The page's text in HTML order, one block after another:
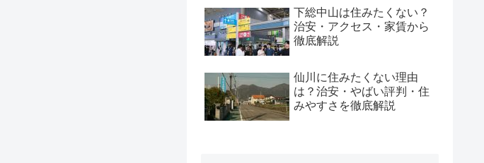
下総中山は住みたくない？
治安・アクセス・家賃から
徹底解説
仙川に住みたくない理由
は？治安・やばい評判・住
みやすさを徹底解説